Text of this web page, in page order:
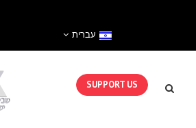
עברית
SUPPORT US